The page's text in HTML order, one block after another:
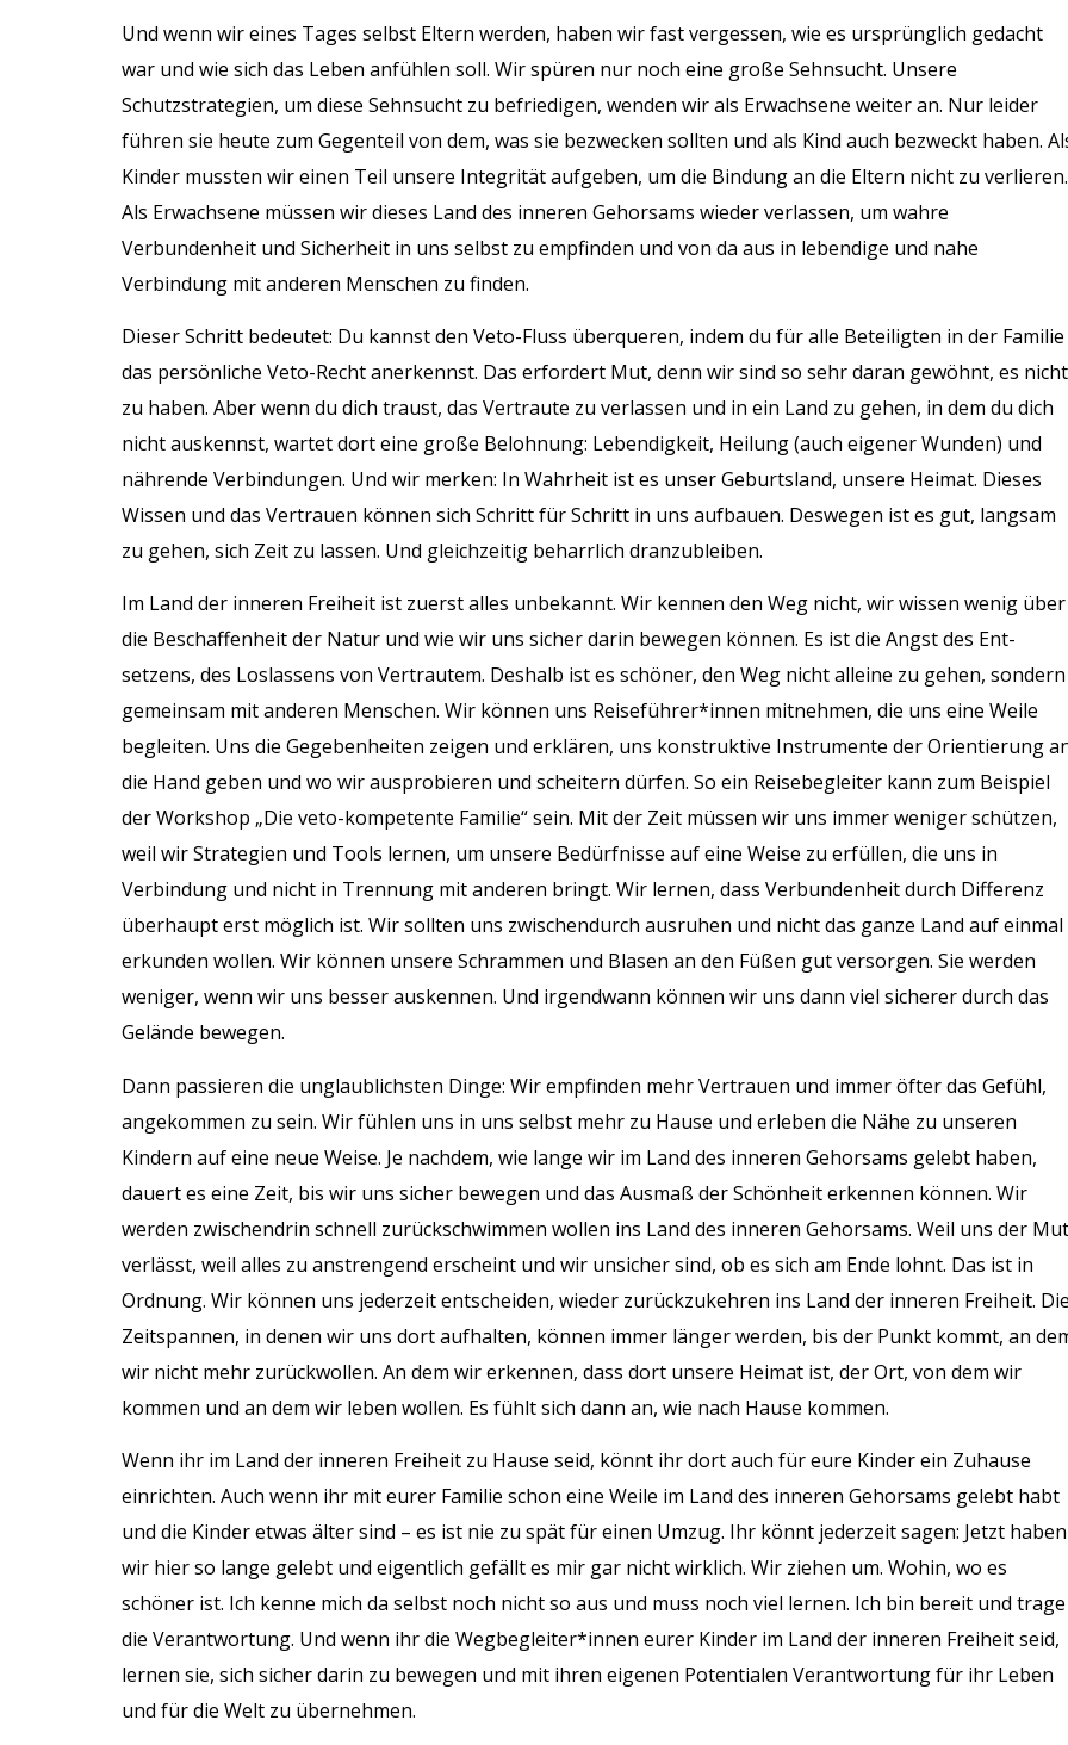
Und wenn wir eines Tages selbst Eltern werden, haben wir fast vergessen, wie es ursprünglich gedacht
war und wie sich das Leben anfühlen soll. Wir spüren nur noch eine große Sehnsucht. Unsere
Schutzstrategien, um diese Sehnsucht zu befriedigen, wenden wir als Erwachsene weiter an. Nur leider
führen sie heute zum Gegenteil von dem, was sie bezwecken sollten und als Kind auch bezweckt haben.
Kinder mussten wir einen Teil unsere Integrität aufgeben, um die Bindung an die Eltern nicht zu verlieren.
Als Erwachsene müssen wir dieses Land des inneren Gehorsams wieder verlassen, um wahre
Verbundenheit und Sicherheit in uns selbst zu empfinden und von da aus in lebendige und nahe
Verbindung mit anderen Menschen zu finden.
Dieser Schritt bedeutet: Du kannst den Veto-Fluss überqueren, indem du für alle Beteiligten in der Familie
das persönliche Veto-Recht anerkennst. Das erfordert Mut, denn wir sind so sehr daran gewöhnt, es nicht
zu haben. Aber wenn du dich traust, das Vertraute zu verlassen und in ein Land zu gehen, in dem du dich
nicht auskennst, wartet dort eine große Belohnung: Lebendigkeit, Heilung (auch eigener Wunden) und
nährende Verbindungen. Und wir merken: In Wahrheit ist es unser Geburtsland, unsere Heimat. Dieses
Wissen und das Vertrauen können sich Schritt für Schritt in uns aufbauen. Deswegen ist es gut, langsam
zu gehen, sich Zeit zu lassen. Und gleichzeitig beharrlich dranzubleiben.
Im Land der inneren Freiheit ist zuerst alles unbekannt. Wir kennen den Weg nicht, wir wissen wenig über
die Beschaffenheit der Natur und wie wir uns sicher darin bewegen können. Es ist die Angst des Ent-
setzens, des Loslassens von Vertrautem. Deshalb ist es schöner, den Weg nicht alleine zu gehen, sondern
gemeinsam mit anderen Menschen. Wir können uns Reiseführer*innen mitnehmen, die uns eine Weile
begleiten. Uns die Gegebenheiten zeigen und erklären, uns konstruktive Instrumente der Orientierung
die Hand geben und wo wir ausprobieren und scheitern dürfen. So ein Reisebegleiter kann zum Beispiel
der Workshop „Die veto-kompetente Familie“ sein. Mit der Zeit müssen wir uns immer weniger schützen,
weil wir Strategien und Tools lernen, um unsere Bedürfnisse auf eine Weise zu erfüllen, die uns in
Verbindung und nicht in Trennung mit anderen bringt. Wir lernen, dass Verbundenheit durch Differenz
überhaupt erst möglich ist. Wir sollten uns zwischendurch ausruhen und nicht das ganze Land auf einmal
erkunden wollen. Wir können unsere Schrammen und Blasen an den Füßen gut versorgen. Sie werden
weniger, wenn wir uns besser auskennen. Und irgendwann können wir uns dann viel sicherer durch das
Gelände bewegen.
Dann passieren die unglaublichsten Dinge: Wir empfinden mehr Vertrauen und immer öfter das Gefühl,
angekommen zu sein. Wir fühlen uns in uns selbst mehr zu Hause und erleben die Nähe zu unseren
Kindern auf eine neue Weise. Je nachdem, wie lange wir im Land des inneren Gehorsams gelebt haben,
dauert es eine Zeit, bis wir uns sicher bewegen und das Ausmaß der Schönheit erkennen können. Wir
werden zwischendrin schnell zurückschwimmen wollen ins Land des inneren Gehorsams. Weil uns der Mut
verlässt, weil alles zu anstrengend erscheint und wir unsicher sind, ob es sich am Ende lohnt. Das ist in
Ordnung. Wir können uns jederzeit entscheiden, wieder zurückzukehren ins Land der inneren Freiheit. Die
Zeitspannen, in denen wir uns dort aufhalten, können immer länger werden, bis der Punkt kommt, an
wir nicht mehr zurückwollen. An dem wir erkennen, dass dort unsere Heimat ist, der Ort, von dem wir
kommen und an dem wir leben wollen. Es fühlt sich dann an, wie nach Hause kommen.
Wenn ihr im Land der inneren Freiheit zu Hause seid, könnt ihr dort auch für eure Kinder ein Zuhause
einrichten. Auch wenn ihr mit eurer Familie schon eine Weile im Land des inneren Gehorsams gelebt habt
und die Kinder etwas älter sind – es ist nie zu spät für einen Umzug. Ihr könnt jederzeit sagen: Jetzt haben
wir hier so lange gelebt und eigentlich gefällt es mir gar nicht wirklich. Wir ziehen um. Wohin, wo es
schöner ist. Ich kenne mich da selbst noch nicht so aus und muss noch viel lernen. Ich bin bereit und trage
die Verantwortung. Und wenn ihr die Wegbegleiter*innen eurer Kinder im Land der inneren Freiheit seid,
lernen sie, sich sicher darin zu bewegen und mit ihren eigenen Potentialen Verantwortung für ihr Leben
und für die Welt zu übernehmen.